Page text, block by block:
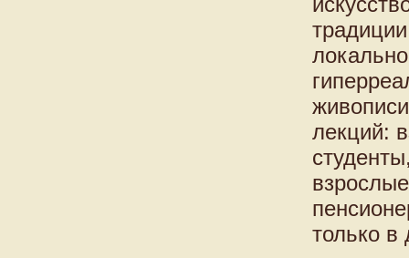
лекций:
только в